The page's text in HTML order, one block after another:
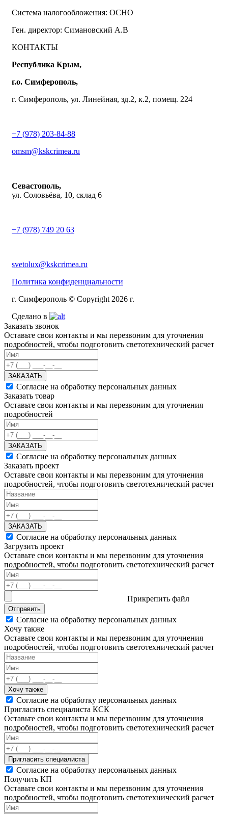
Система налогообложения: ОСНО
Ген. директор: Симановский А.В
КОНТАКТЫ
Республика Крым,
г.о. Симферополь,
г. Симферополь, ул. Линейная, зд.2, к.2, помещ. 224
+7 (978) 203-84-88
omsm@kskcrimea.ru
Севастополь,
ул. Соловьёва, 10, склад 6
+7 (978) 749 20 63
svetolux@kskcrimea.ru
Политика конфиденциальности
г. Симферополь © Copyright 2026 г.
Сделано в
Заказать звонок
Оставьте свои контакты и мы перезвоним для уточнения
подробностей, чтобы подготовить светотехнический расчет
ЗАКАЗАТЬ
Согласие на обработку персональных данных
Заказать товар
Оставьте свои контакты и мы перезвоним для уточнения
подробностей
ЗАКАЗАТЬ
Согласие на обработку персональных данных
Заказать проект
Оставьте свои контакты и мы перезвоним для уточнения
подробностей, чтобы подготовить светотехнический расчет
ЗАКАЗАТЬ
Согласие на обработку персональных данных
Загрузить проект
Оставьте свои контакты и мы перезвоним для уточнения
подробностей, чтобы подготовить светотехнический расчет
Прикрепить файл
Отправить
Согласие на обработку персональных данных
Хочу также
Оставьте свои контакты и мы перезвоним для уточнения
подробностей, чтобы подготовить светотехнический расчет
Хочу также
Согласие на обработку персональных данных
Пригласить специалиста КСК
Оставьте свои контакты и мы перезвоним для уточнения
подробностей, чтобы подготовить светотехнический расчет
Пригласить специалиста
Согласие на обработку персональных данных
Получить КП
Оставьте свои контакты и мы перезвоним для уточнения
подробностей, чтобы подготовить светотехнический расчет